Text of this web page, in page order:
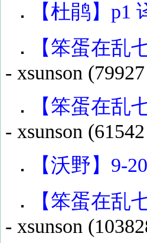
【杜鹃】p1
【笨蛋在乱
- xsunson
【笨蛋在乱
- xsunson
【沃野】9-
【笨蛋在乱
- xsunson